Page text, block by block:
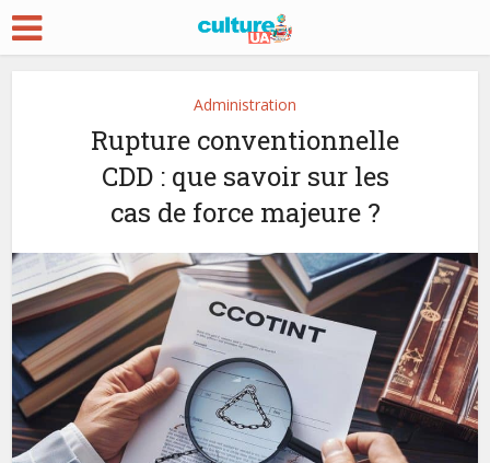
Administration
Rupture conventionnelle
CDD : que savoir sur les
cas de force majeure ?